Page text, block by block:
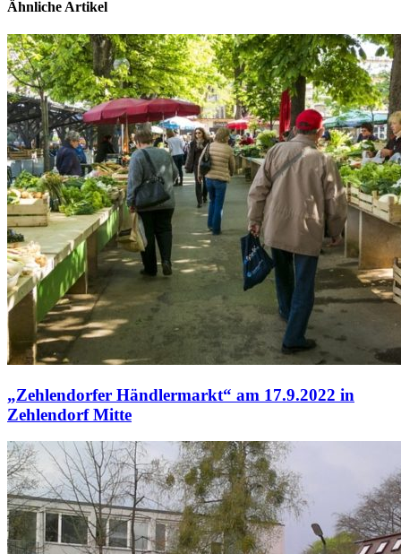
Ähnliche Artikel
„Zehlendorfer Händlermarkt“ am 17.9.2022 in
Zehlendorf Mitte